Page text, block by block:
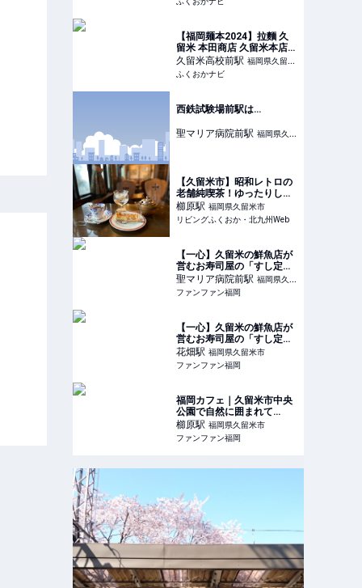
【福岡麺本2024】拉麵 久
留米 本田商店 久留米本店/
久留米市南 | ふくおかナビ
久留米高校前駅 福岡県久留米
市
ふくおかナビ
西鉄試験場前駅は…
聖マリア病院前駅 福岡県久留
【久留米市】昭和レトロの
老舗純喫茶！ゆったりした
時間の中で美味しい珈琲
櫛原駅 福岡県久留米市
リビングふくおか・北九州Web
【一心】久留米の鮮魚店が
営むお寿司屋の「すし定
食」が凄かった。 | ファン
ファン福岡
聖マリア病院前駅 福岡県久留
米市
ファンファン福岡
【一心】久留米の鮮魚店が
営むお寿司屋の「すし定
食」が凄かった。 | ファン
ファン福岡
花畑駅 福岡県久留米市
ファンファン福岡
福岡カフェ｜久留米市中央
公園で自然に囲まれて
【Cafe&Studio
KURUMERU】〜グルメ探検
隊〜 | ファンファン福岡
櫛原駅 福岡県久留米市
ファンファン福岡